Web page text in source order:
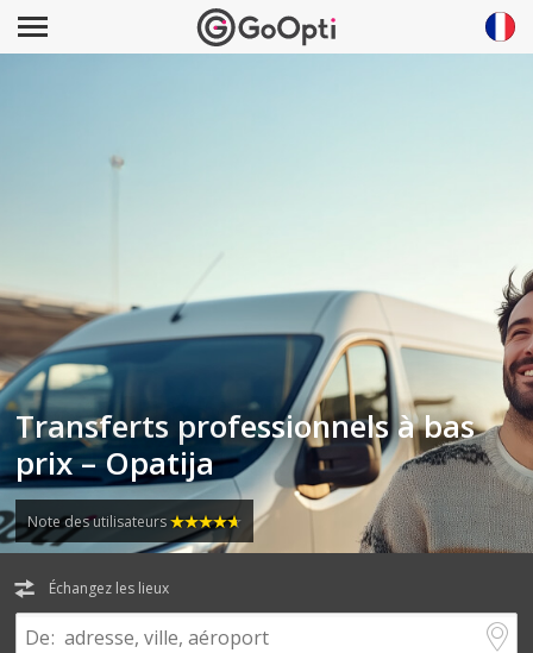
Transferts professionnels à bas
prix – Opatija
Note des utilisateurs
Échangez les lieux